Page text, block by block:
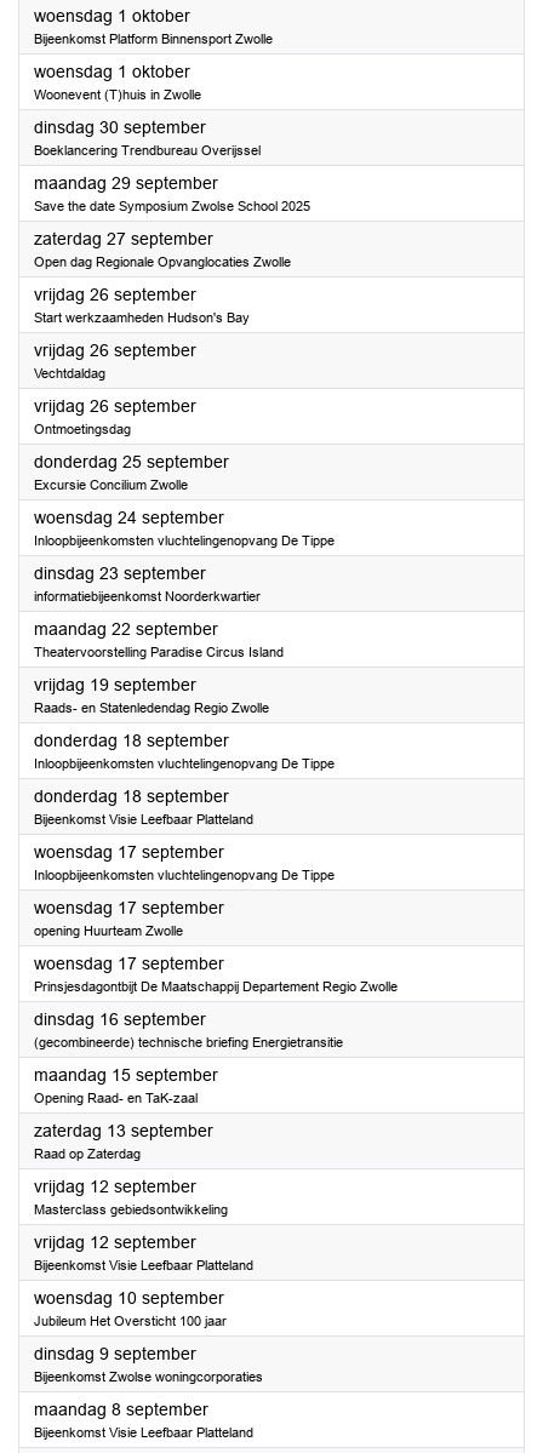
woensdag 1 oktober2025
Bijeenkomst Platform Binnensport Zwolle
woensdag 1 oktober2025
Woonevent (T)huis in Zwolle
dinsdag 30 september2025
Boeklancering Trendbureau Overijssel
maandag 29 september2025
Save the date Symposium Zwolse School 2025
zaterdag 27 september2025
Open dag Regionale Opvanglocaties Zwolle
vrijdag 26 september2025
Start werkzaamheden Hudson's Bay
vrijdag 26 september2025
Vechtdaldag
vrijdag 26 september2025
Ontmoetingsdag
donderdag 25 september2025
Excursie Concilium Zwolle
woensdag 24 september2025
Inloopbijeenkomsten vluchtelingenopvang De Tippe
dinsdag 23 september2025
informatiebijeenkomst Noorderkwartier
maandag 22 september2025
Theatervoorstelling Paradise Circus Island
vrijdag 19 september2025
Raads- en Statenledendag Regio Zwolle
donderdag 18 september2025
Inloopbijeenkomsten vluchtelingenopvang De Tippe
donderdag 18 september2025
Bijeenkomst Visie Leefbaar Platteland
woensdag 17 september2025
Inloopbijeenkomsten vluchtelingenopvang De Tippe
woensdag 17 september2025
opening Huurteam Zwolle
woensdag 17 september2025
Prinsjesdagontbijt De Maatschappij Departement Regio Zwolle
dinsdag 16 september2025
(gecombineerde) technische briefing Energietransitie
maandag 15 september2025
Opening Raad- en TaK-zaal
zaterdag 13 september2025
Raad op Zaterdag
vrijdag 12 september2025
Masterclass gebiedsontwikkeling
vrijdag 12 september2025
Bijeenkomst Visie Leefbaar Platteland
woensdag 10 september2025
Jubileum Het Oversticht 100 jaar
dinsdag 9 september2025
Bijeenkomst Zwolse woningcorporaties
maandag 8 september2025
Bijeenkomst Visie Leefbaar Platteland